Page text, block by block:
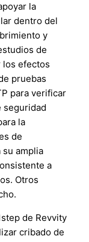
la
dentro del
y
de
los efectos
pruebas
para verificar
seguridad
la
de
amplia
a
Otros
de Revvity
cribado de